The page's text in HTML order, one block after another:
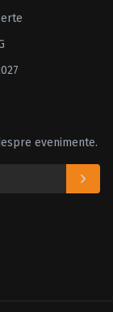
evenimente.